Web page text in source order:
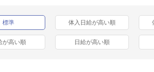
標準 体入日給が高い順
が高い順 日給が高い順